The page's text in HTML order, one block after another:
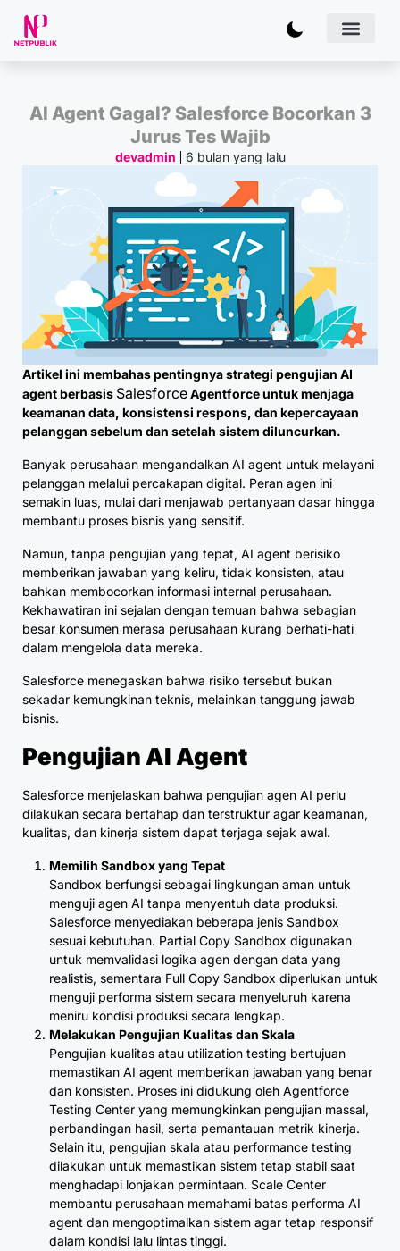
AI Agent Gagal? Salesforce Bocorkan 3
Jurus Tes Wajib
devadmin 6 bulan yang lalu
Artikel ini membahas pentingnya strategi pengujian AI
agent berbasis SalesforceAgentforce untuk menjaga
keamanan data, konsistensi respons, dan kepercayaan
pelanggan sebelum dan setelah sistem diluncurkan.
Banyak perusahaan mengandalkan AI agent untuk melayani
pelanggan melalui percakapan digital. Peran agen ini
semakin luas, mulai dari menjawab pertanyaan dasar hingga
membantu proses bisnis yang sensitif.
Namun, tanpa pengujian yang tepat, AI agent berisiko
memberikan jawaban yang keliru, tidak konsisten, atau
bahkan membocorkan informasi internal perusahaan.
Kekhawatiran ini sejalan dengan temuan bahwa sebagian
besar konsumen merasa perusahaan kurang berhati-hati
dalam mengelola data mereka.
Salesforce menegaskan bahwa risiko tersebut bukan
sekadar kemungkinan teknis, melainkan tanggung jawab
bisnis.
Pengujian AI Agent
Salesforce menjelaskan bahwa pengujian agen AI perlu
dilakukan secara bertahap dan terstruktur agar keamanan,
kualitas, dan kinerja sistem dapat terjaga sejak awal.
Memilih Sandbox yang Tepat
Sandbox berfungsi sebagai lingkungan aman untuk
menguji agen AI tanpa menyentuh data produksi.
Salesforce menyediakan beberapa jenis Sandbox
sesuai kebutuhan. Partial Copy Sandbox digunakan
untuk memvalidasi logika agen dengan data yang
realistis, sementara Full Copy Sandbox diperlukan untuk
menguji performa sistem secara menyeluruh karena
meniru kondisi produksi secara lengkap.
Melakukan Pengujian Kualitas dan Skala
Pengujian kualitas atau utilization testing bertujuan
memastikan AI agent memberikan jawaban yang benar
dan konsisten. Proses ini didukung oleh Agentforce
Testing Center yang memungkinkan pengujian massal,
perbandingan hasil, serta pemantauan metrik kinerja.
Selain itu, pengujian skala atau performance testing
dilakukan untuk memastikan sistem tetap stabil saat
menghadapi lonjakan permintaan. Scale Center
membantu perusahaan memahami batas performa AI
agent dan mengoptimalkan sistem agar tetap responsif
dalam kondisi lalu lintas tinggi.